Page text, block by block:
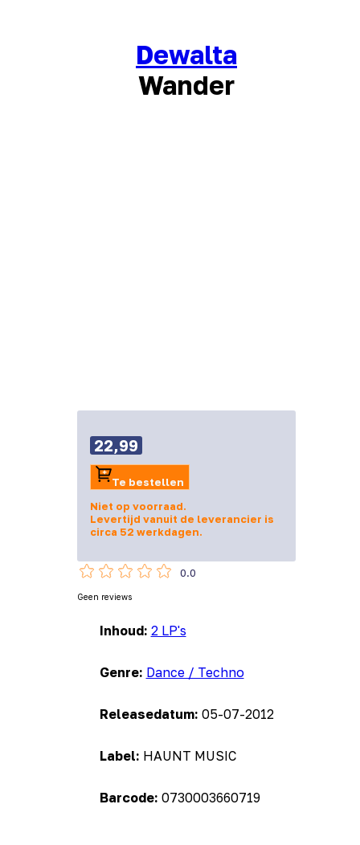
Dewalta
Wander
Inhoud: 2 LP's
Genre: Dance / Techno
Releasedatum: 05-07-2012
Label: HAUNT MUSIC
Barcode: 0730003660719
22,99
Te bestellen
Niet op voorraad.
Levertijd vanuit de leverancier is
circa 52 werkdagen.
0.0
Geen reviews